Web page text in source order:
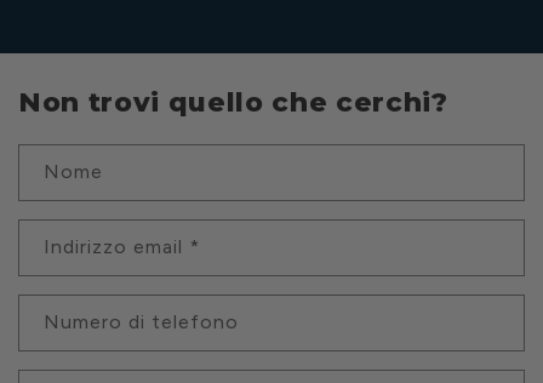
Non trovi quello che cerchi?
Nome
Indirizzo email *
Numero di telefono